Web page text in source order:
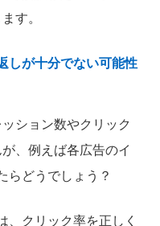
す。
しが十分でない可能性
ション数やクリック
、例えば各広告のイ
らどうでしょう？
、クリック率を正しく